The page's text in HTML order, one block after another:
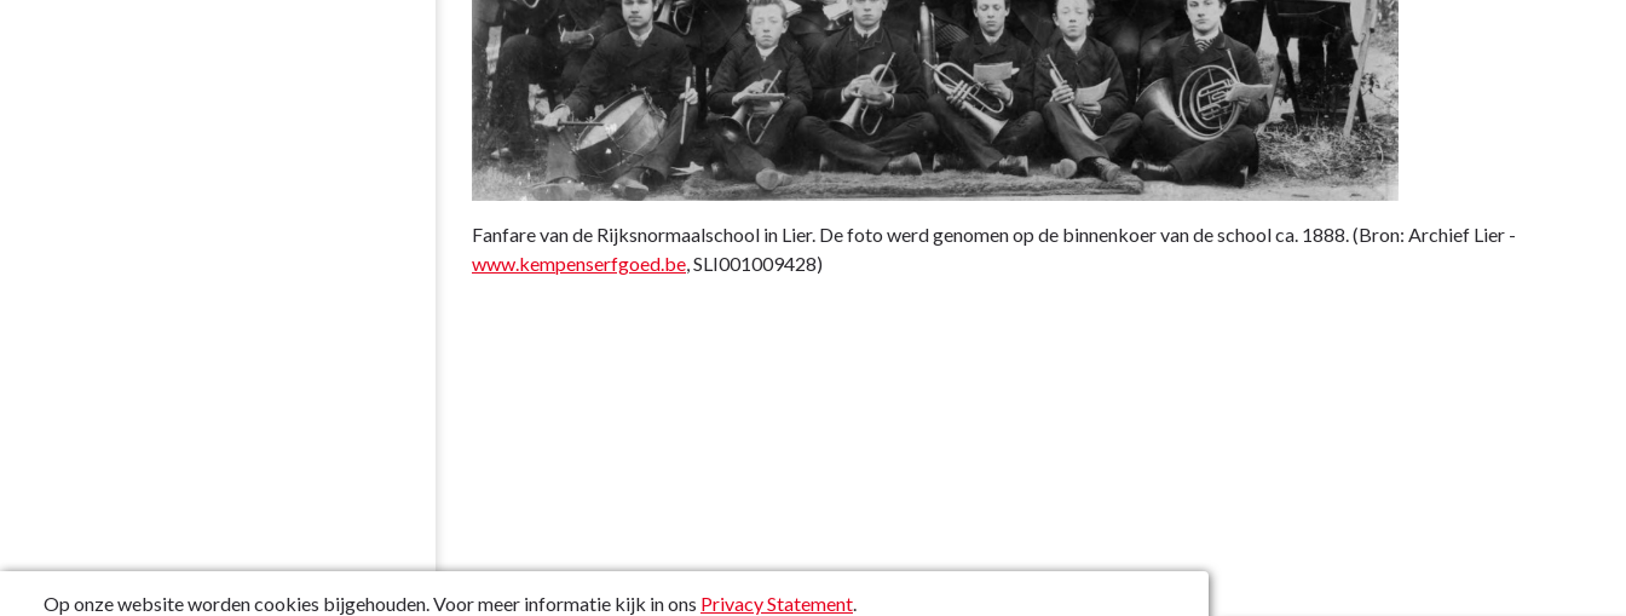
Fanfare van de Rijksnormaalschool in Lier. De foto werd genomen op de binnenkoer van de school ca. 1888. (Bron: Archief Lier -
www.kempenserfgoed.be, SLI001009428)
Op onze website worden cookies bijgehouden. Voor meer informatie kijk in ons Privacy Statement.